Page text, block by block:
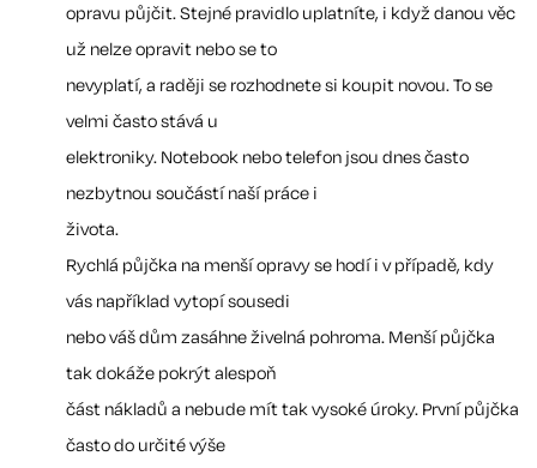
opravu půjčit. Stejné pravidlo uplatníte, i když danou věc
už nelze opravit nebo se to
nevyplatí, a raději se rozhodnete si koupit novou. To se
velmi často stává u
elektroniky. Notebook nebo telefon jsou dnes často
nezbytnou součástí naší práce i
života.
Rychlá půjčka na menší opravy se hodí i v případě, kdy
vás například vytopí sousedi
nebo váš dům zasáhne živelná pohroma. Menší půjčka
tak dokáže pokrýt alespoň
část nákladů a nebude mít tak vysoké úroky. První půjčka
často do určité výše